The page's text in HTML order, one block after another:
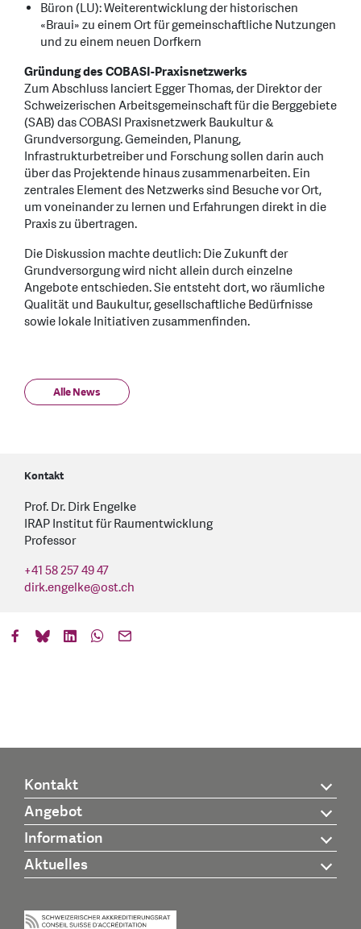
Büron (LU): Weiterentwicklung der historischen
«Braui» zu einem Ort für gemeinschaftliche Nutzungen
und zu einem neuen Dorfkern
Gründung des COBASI-Praxisnetzwerks
Zum Abschluss lanciert Egger Thomas, der Direktor der
Schweizerischen Arbeitsgemeinschaft für die Berggebiete
(SAB) das COBASI Praxisnetzwerk Baukultur &
Grundversorgung. Gemeinden, Planung,
Infrastrukturbetreiber und Forschung sollen darin auch
über das Projektende hinaus zusammenarbeiten. Ein
zentrales Element des Netzwerks sind Besuche vor Ort,
um voneinander zu lernen und Erfahrungen direkt in die
Praxis zu übertragen.
Die Diskussion machte deutlich: Die Zukunft der
Grundversorgung wird nicht allein durch einzelne
Angebote entschieden. Sie entsteht dort, wo räumliche
Qualität und Baukultur, gesellschaftliche Bedürfnisse
sowie lokale Initiativen zusammenfinden.
Alle News
Kontakt
Prof. Dr. Dirk Engelke
IRAP Institut für Raumentwicklung
Professor
+41 58 257 49 47
dirk.engelke@ost.ch
Kontakt
Angebot
Information
Aktuelles